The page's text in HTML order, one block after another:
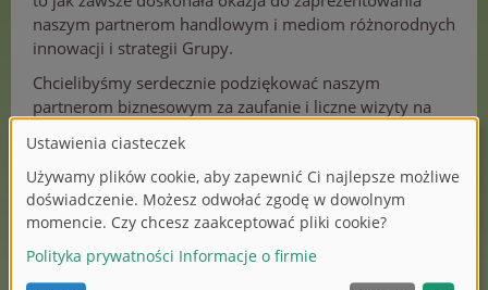
naszym partnerom handlowym i mediom różnorodnych
innowacji i strategii Grupy.
Chcielibyśmy serdecznie podziękować naszym
partnerom biznesowym za zaufanie i liczne wizyty na
Aby zachować wspaniałe wspomnienia z
Międzynarodowych Targów Zabawek 2026 i rozpocząć
nowy rok z dużą dawką inspiracji, stworzyliśmy film
podsumowujący targi.
Aby uzyskać więcej wrażeń, śledź nasze kanały w